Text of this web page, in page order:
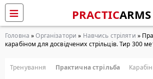
PRACTICARMS
Головна »Організатори » Навчись стріляти »
карабіном для досвідчених стрільців. Тир 300
Тренування Практична стрільба Карабін